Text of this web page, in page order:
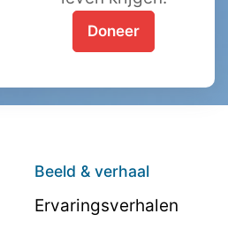
Doneer
Beeld & verhaal
Ervaringsverhalen